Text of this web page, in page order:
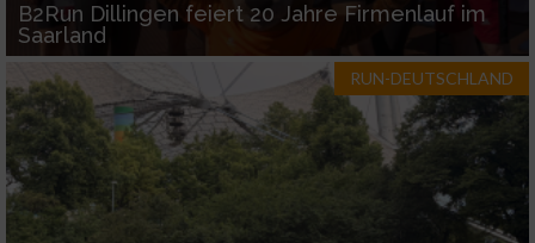
B2Run Dillingen feiert 20 Jahre Firmenlauf im
Saarland
RUN-DEUTSCHLAND
Geräte anhand von aktiv angeforderten
Informationen identifizieren
Nicht-IAB-Verarbeitungszwecke:
Notwendig
Performance